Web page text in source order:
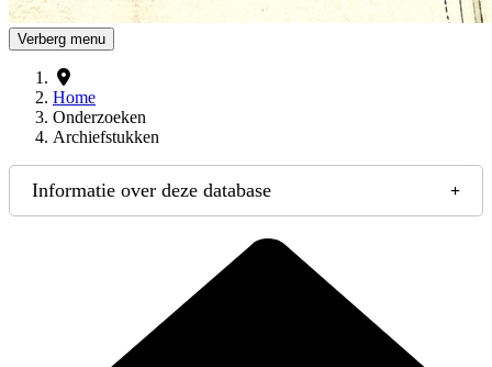
Verberg menu
Home
Onderzoeken
Archiefstukken
Informatie over deze database